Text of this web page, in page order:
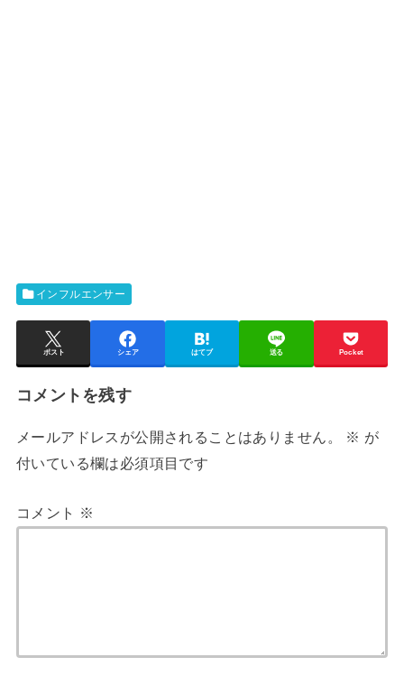
インフルエンサー
ポスト シェア はてブ 送る Pocket
コメントを残す
メールアドレスが公開されることはありません。 ※ が
付いている欄は必須項目です
コメント ※